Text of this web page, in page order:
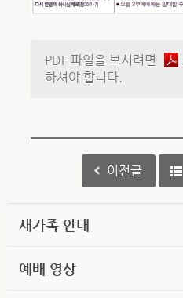
PDF 파일을 보시려면
하셔야 합니다.
이전글
새가족 안내
예배 영상